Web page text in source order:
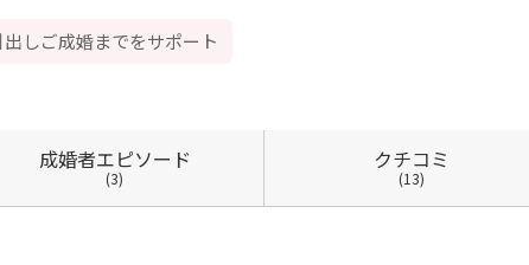
しご成婚までをサポート
成婚者エピソード
(3)
クチコミ
(13)